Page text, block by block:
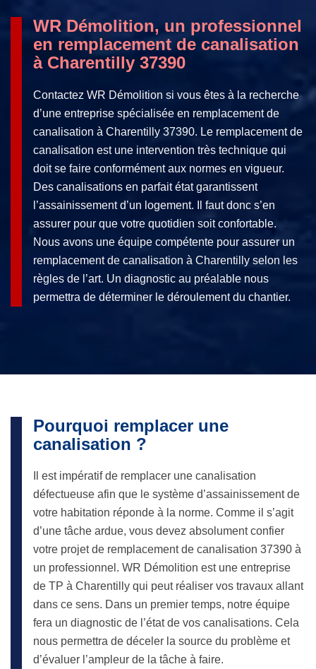
WR Démolition, un professionnel
en remplacement de canalisation
à Charentilly 37390
Contactez WR Démolition si vous êtes à la recherche
d’une entreprise spécialisée en remplacement de
canalisation à Charentilly 37390. Le remplacement de
canalisation est une intervention très technique qui
doit se faire conformément aux normes en vigueur.
Des canalisations en parfait état garantissent
l’assainissement d’un logement. Il faut donc s’en
assurer pour que votre quotidien soit confortable.
Nous avons une équipe compétente pour assurer un
remplacement de canalisation à Charentilly selon les
règles de l’art. Un diagnostic au préalable nous
permettra de déterminer le déroulement du chantier.
Pourquoi remplacer une
canalisation ?
Il est impératif de remplacer une canalisation
défectueuse afin que le système d’assainissement de
votre habitation réponde à la norme. Comme il s’agit
d’une tâche ardue, vous devez absolument confier
votre projet de remplacement de canalisation 37390 à
un professionnel. WR Démolition est une entreprise
de TP à Charentilly qui peut réaliser vos travaux allant
dans ce sens. Dans un premier temps, notre équipe
fera un diagnostic de l’état de vos canalisations. Cela
nous permettra de déceler la source du problème et
d’évaluer l’ampleur de la tâche à faire.